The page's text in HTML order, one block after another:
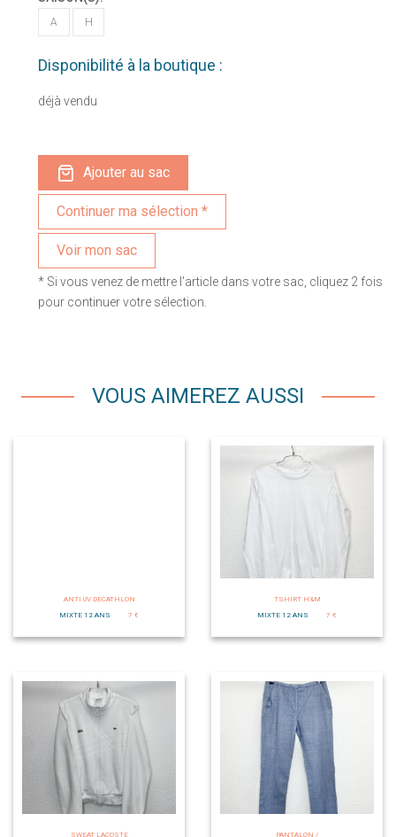
A H
Disponibilité à la boutique :
déjà vendu
Ajouter au sac
Voir mon sac
* Si vous venez de mettre l'article dans votre sac, cliquez 2 fois
pour continuer votre sélection.
VOUS AIMEREZ AUSSI
ANTI UV DECATHLON
MIXTE 12 ANS
7 €
TSHIRT H&M
MIXTE 12 ANS
7 €
SWEAT LACOSTE
PANTALON /